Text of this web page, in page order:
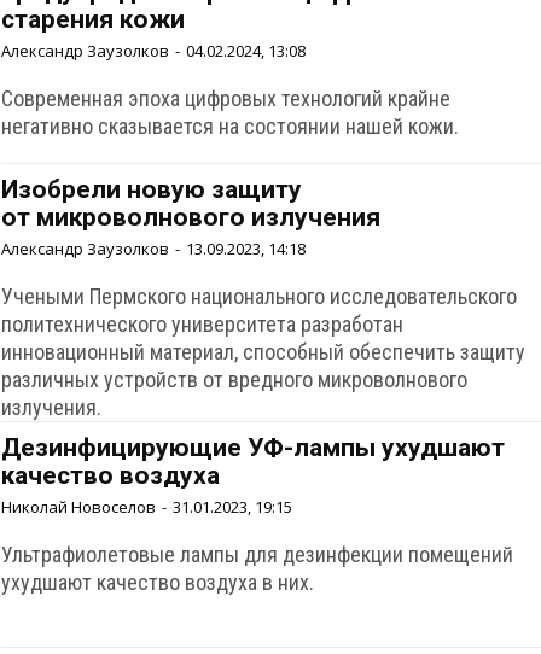
старения кожи
Александр Заузолков - 04.02.2024, 13:08
Современная эпоха цифровых технологий крайне
негативно сказывается на состоянии нашей кожи.
Изобрели новую защиту
от микроволнового излучения
Александр Заузолков - 13.09.2023, 14:18
Учеными Пермского национального исследовательского
политехнического университета разработан
инновационный материал, способный обеспечить защиту
различных устройств от вредного микроволнового
излучения.
Дезинфицирующие УФ-лампы ухудшают
качество воздуха
Николай Новоселов - 31.01.2023, 19:15
Ультрафиолетовые лампы для дезинфекции помещений
ухудшают качество воздуха в них.